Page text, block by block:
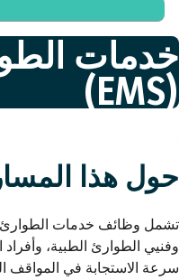
مسار
التنقل
خدمات
(EMS)
حول هذا
تشمل وظائف خدمات الطوارئ
وفنيي الطوارئ الطبية،
سرعة الاستجابة في المواقف